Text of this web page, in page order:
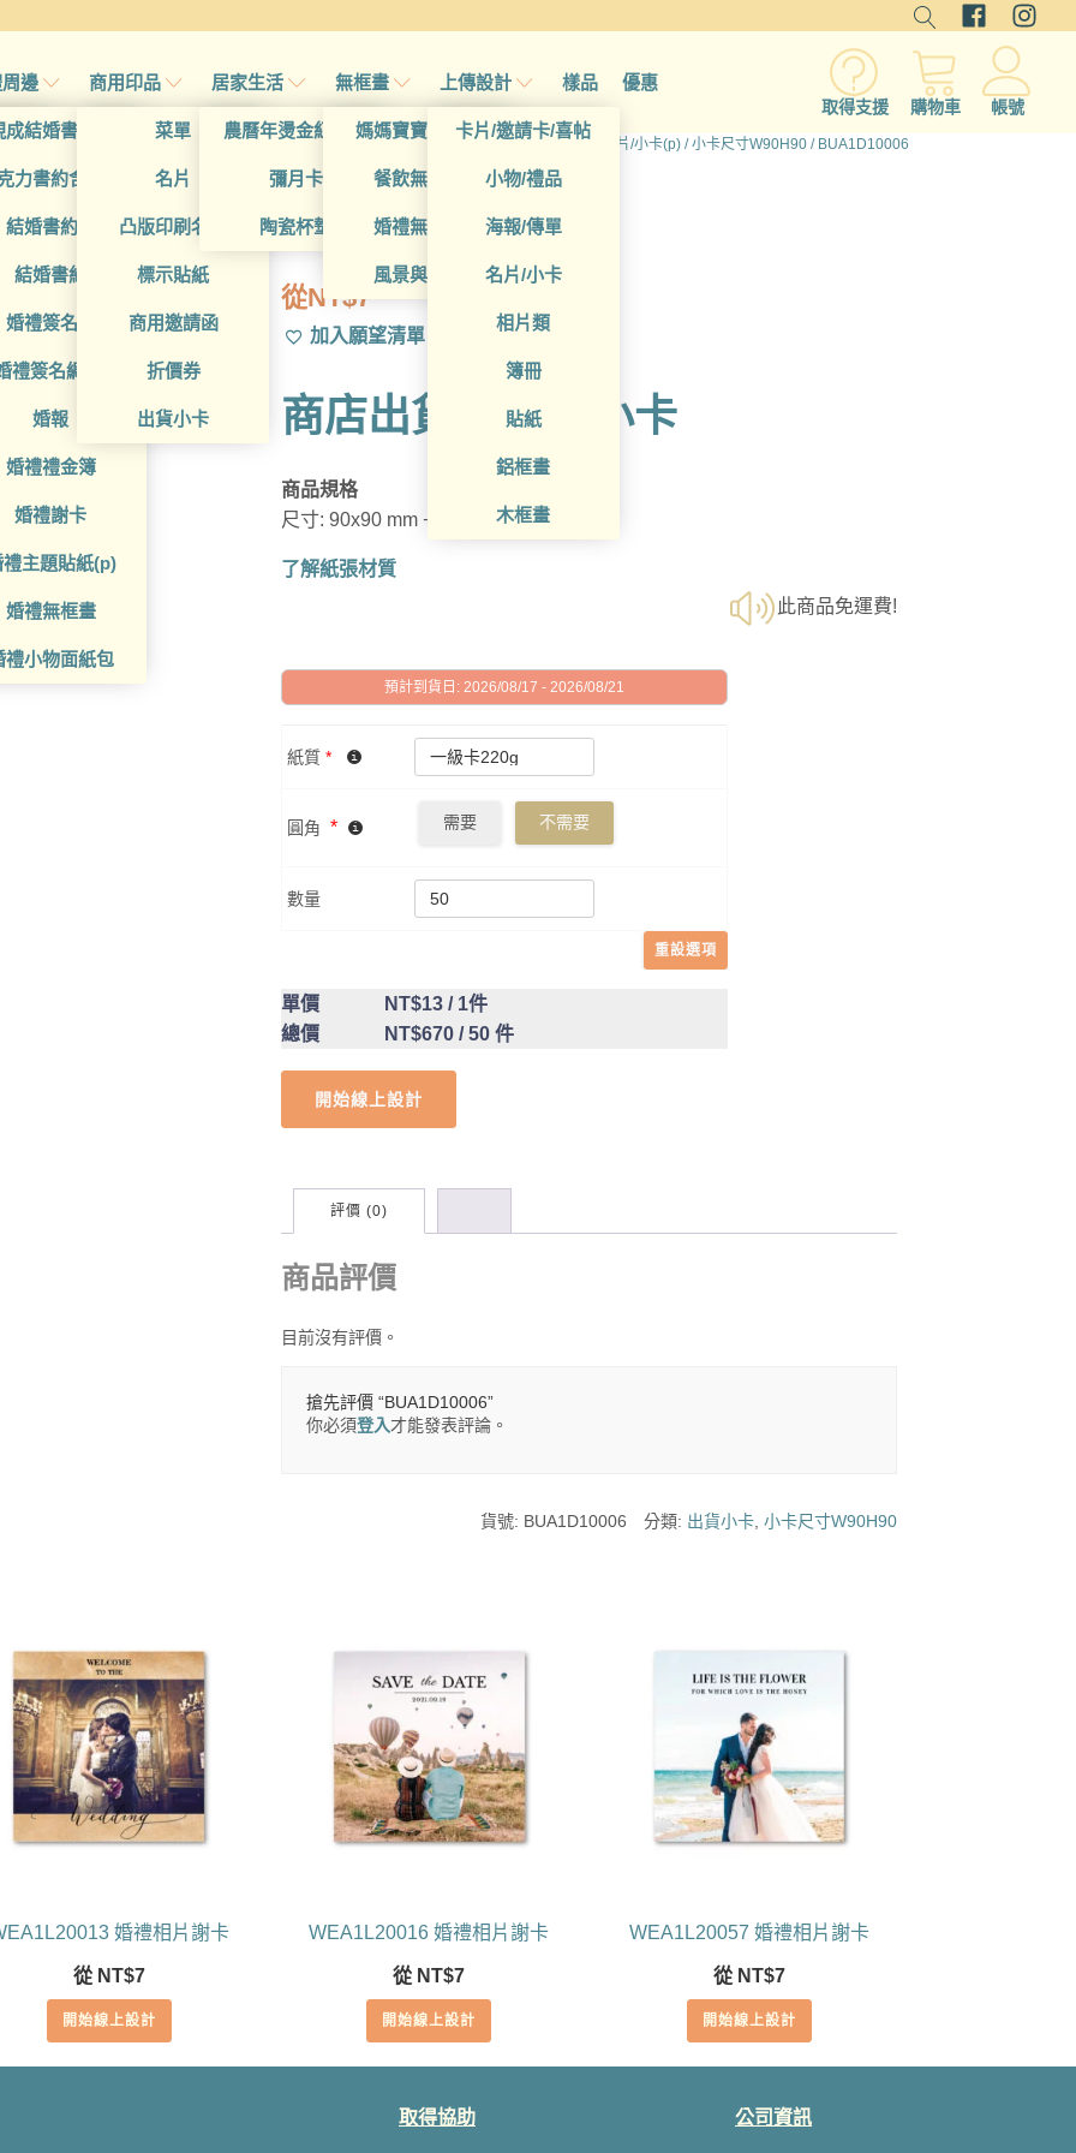
邊
成結婚書約夾
力書約含木座
結婚書約組
結婚書約
婚禮簽名簿
禮簽名綢(p)
婚報
婚禮禮金簿
婚禮謝卡
禮主題貼紙(p)
婚禮無框畫
禮小物面紙包
商用印品
菜單
名片
凸版印刷名片
標示貼紙
商用邀請函
折價券
出貨小卡
居家生活
農曆年燙金紅包袋
彌月卡
陶瓷杯墊
無框畫
媽媽寶寶無框畫
餐飲無框畫
婚禮無框畫
風景與藝術
上傳設計
卡片/邀請卡/喜帖
小物/禮品
海報/傳單
名片/小卡
相片類
簿冊
貼紙
鋁框畫
木框畫
樣品 優惠
取得支援 購物車 帳號
首頁/ 所有產品 名片/小卡(p) /小卡尺寸W90H90 / BUA1D10006
BUA1D10006
從NT$7
加入願望清單
商店出貨Memo 小卡
商品規格
尺寸: 90x90 mm +/- 1 mm
了解紙張材質
此商品免運費!
預計到貨日: 2026/08/17 - 2026/08/21
紙質 *
圓角 * 需要 不需要
數量
重設選項
單價 NT$13 / 1件
總價
NT$670 / 50 件
開始線上設計
評價 (0)
商品評價
目前沒有評價。
搶先評價 “BUA1D10006”
你必須登入才能發表評論。
貨號: BUA1D10006 分類: 出貨小卡 ,小卡尺寸W90H90
婚禮相片謝卡
從 NT$7
開始線上設計
WEA1L20016 婚禮相片謝卡
從 NT$7
開始線上設計
WEA1L20057 婚禮相片謝卡
從 NT$7
開始線上設計
取得協助 公司資訊